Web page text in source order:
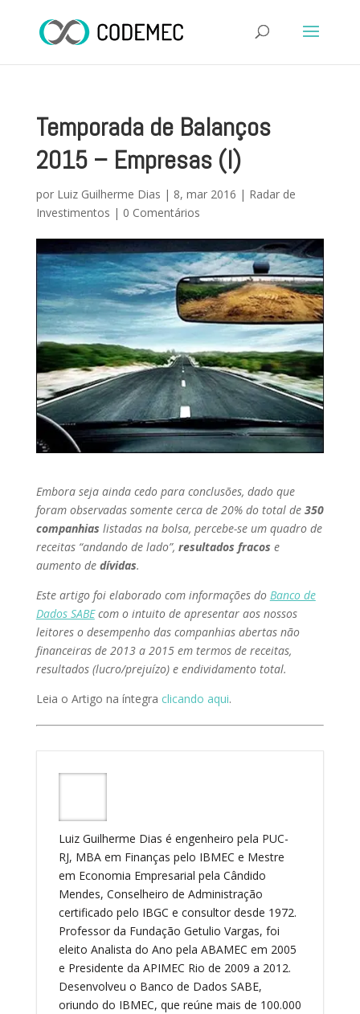
Temporada de Balanços
2015 – Empresas (I)
por Luiz Guilherme Dias | 8, mar 2016 | Radar de
Investimentos | 0 Comentários
Embora seja ainda cedo para conclusões, dado que
foram observadas somente cerca de 20% do total de 350
companhias listadas na bolsa, percebe-se um quadro de
receitas “andando de lado”, resultados fracos e
aumento de dívidas.
Este artigo foi elaborado com informações do Banco de
Dados SABEcom o intuito de apresentar aos nossos
leitores o desempenho das companhias abertas não
financeiras de 2013 a 2015 em termos de receitas,
resultados (lucro/prejuízo) e endividamento total.
Leia o Artigo na íntegra clicando aqui.
Luiz Guilherme Dias é engenheiro pela PUC-
RJ, MBA em Finanças pelo IBMEC e Mestre
em Economia Empresarial pela Cândido
Mendes, Conselheiro de Administração
certificado pelo IBGC e consultor desde 1972.
Professor da Fundação Getulio Vargas, foi
eleito Analista do Ano pela ABAMEC em 2005
e Presidente da APIMEC Rio de 2009 a 2012.
Desenvolveu o Banco de Dados SABE,
oriundo do IBMEC, que reúne mais de 100.000